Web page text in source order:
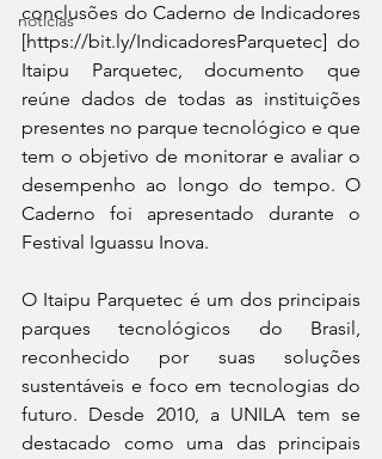
noticias
conclusões do Caderno de Indicadores
[https://bit.ly/IndicadoresParquetec] do
Itaipu Parquetec, documento que
reúne dados de todas as instituições
presentes no parque tecnológico e que
tem o objetivo de monitorar e avaliar o
desempenho ao longo do tempo. O
Caderno foi apresentado durante o
Festival Iguassu Inova.
O Itaipu Parquetec é um dos principais
parques tecnológicos do Brasil,
reconhecido por suas soluções
sustentáveis e foco em tecnologias do
futuro. Desde 2010, a UNILA tem se
destacado como uma das principais